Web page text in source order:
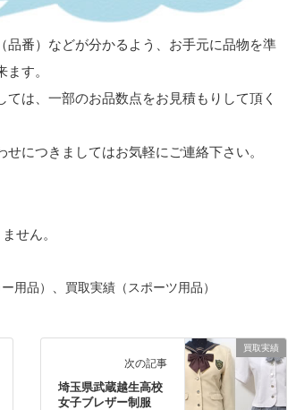
番）などが分かるよう、お手元に品物を準
す。
は、一部のお品数点をお見積もりして頂く
につきましてはお気軽にご連絡下さい。
せん。
用品） 買取実績（スポーツ用品）
買取実績
次の記事
埼玉県武蔵越生高校
女子ブレザー制服